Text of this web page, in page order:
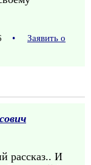
•
Заявить о
рассказ.. И